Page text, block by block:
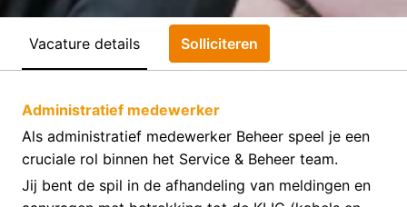
Vacature details Solliciteren
Administratief medewerker
Als administratief medewerker Beheer speel je een
cruciale rol binnen het Service & Beheer team.
Jij bent de spil in de afhandeling van meldingen en